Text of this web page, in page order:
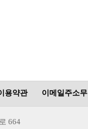
용약관 이메일주소
664